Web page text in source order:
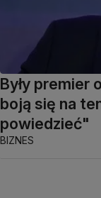
Były premier
boją się na
powiedzieć"
BIZNES